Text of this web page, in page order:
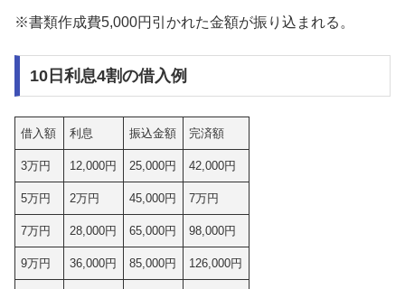
※書類作成費5,000円引かれた金額が振り込まれる。
10日利息4割の借入例
借入額 利息 振込金額 完済額
3万円 12,000円 25,000円 42,000円
5万円 2万円 45,000円 7万円
7万円 28,000円 65,000円 98,000円
9万円 36,000円 85,000円 126,000円